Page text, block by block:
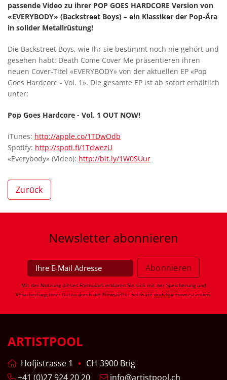
passende Video zu ihrer POP GOES HARDCORE Version von
«EVERYBODY» (Backstreet Boys) – ein Klassiker der Pop-Ära
in solider Metallrüstung!
Die Backstreet Boys, wie Ihr sie bestimmt noch nie gehört und
gesehen habt: Death Come Cover Me präsentieren ihren
neuen Cover-Titel «EVERYBODY» von der aktuellen EP «Pop
Goes Hardcore - Vol. 1». Die gesamte EP ist ab sofort erhältlich
unter:
Pop Goes Hardcore - Vol. 1 OUT NOW!
iTunes: http://apple.co/1TDwOdb
Spotify: http://spoti.fi/1TdwezU
«Everybody» (Video): http://bit.ly/1W0SUur
Zurück
Newsletter abonnieren
Mit der Nutzung dieses Formulars erklären Sie sich mit der Speicherung und
Verarbeitung Ihrer Daten durch die Newsletter-Software dodeley einverstanden.
ARTISTPOOL
Hofjistrasse 1
CH-3900 Brig
+41 (0)27 924 20 20
info@artistpool.ch